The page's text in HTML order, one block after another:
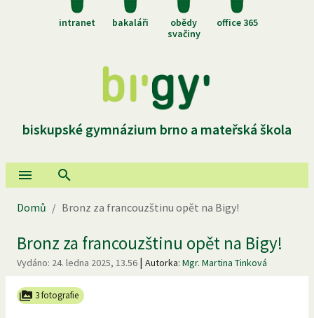
intranet bakaláři
obědy
svačiny
office 365
biskupské gymnázium brno a mateřská škola
Domů / Bronz za francouzštinu opět na Bigy!
Bronz za francouzštinu opět na Bigy!
Vydáno: 24. ledna 2025, 13.56 | Autorka: Mgr. Martina Tinková
3 fotografie